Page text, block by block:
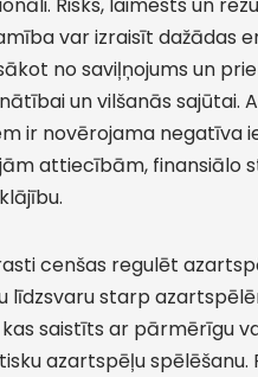
var izraisīt dažādas
no saviļņojums un
un vilšanās sajūtai.
ir novērojama negatīva
attiecībām, finansiālo
cenšas regulēt
līdzsvaru starp
saistīts ar pārmērīgu
azartspēļu spēlēšanu.